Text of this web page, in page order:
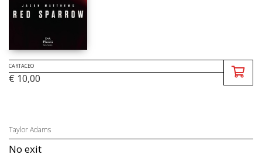
CARTACEO
€ 10,00
Taylor Adams
No exit